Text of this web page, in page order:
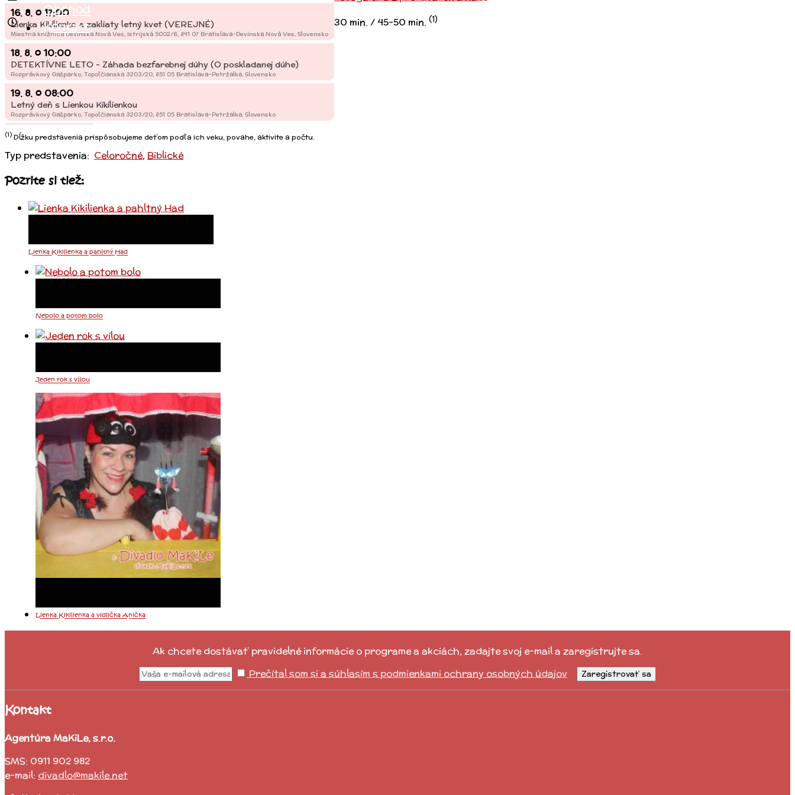
Obchod
Kontakt
16. 8. o17:00
Lienka Kikilienka a zakliaty letný kvet (VEREJNÉ)
Miestna knižnica Devínska Nová Ves, Istrijská 5002/6, 841 07 Bratislava-Devínska Nová Ves, Slovensko
18. 8. o 10:00
DETEKTÍVNE LETO - Záhada bezfarebnej dúhy (O poskladanej dúhe)
Rozprávkový Gašparko, Topoľčianska 3203/20, 851 05 Bratislava-Petržalka, Slovensko
19. 8. o 08:00
Letný deň s Lienkou Kikilienkou
Rozprávkový Gašparko, Topoľčianska 3203/20, 851 05 Bratislava-Petržalka, Slovensko
30 min. / 45-50 min. (1)
(1) Dĺžku predstavenia prispôsobujeme deťom podľa ich veku, povahe, aktivite a počtu.
Typ predstavenia: Celoročné, Biblické
Pozrite si tiež:
Lienka Kikilienka a pahltný Had
Nebolo a potom bolo
Jeden rok s vílou
Lienka Kikilienka a vidlička Anička
Ak chcete dostávať pravidelné informácie o programe a akciách, zadajte svoj e-mail a zaregistrujte sa.
Prečítal som si a súhlasím s podmienkami ochrany osobných údajov
Zaregistrovať sa
Kontakt
Agentúra MaKiLe, s.r.o.
SMS: 0911 902 982
e-mail: divadlo@makile.net